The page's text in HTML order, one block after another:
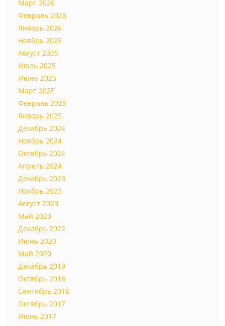
Март 2026
Февраль 2026
Январь 2026
Ноябрь 2025
Август 2025
Июль 2025
Июнь 2025
Март 2025
Февраль 2025
Январь 2025
Декабрь 2024
Ноябрь 2024
Октябрь 2024
Апрель 2024
Декабрь 2023
Ноябрь 2023
Август 2023
Май 2023
Декабрь 2022
Июнь 2020
Май 2020
Декабрь 2019
Октябрь 2018
Сентябрь 2018
Октябрь 2017
Июнь 2017